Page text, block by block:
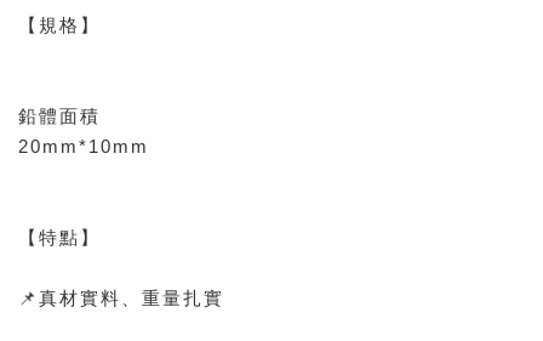
【規格】
鉛體面積
20mm*10mm
【特點】
📌真材實料、重量扎實